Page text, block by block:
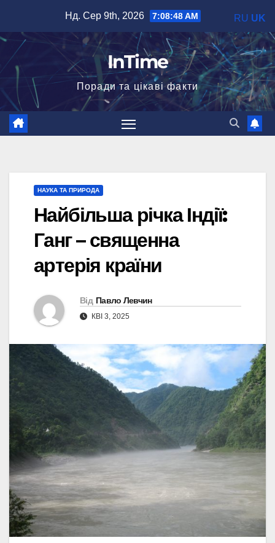
вмісту
Нд. Сер 9th, 2026 7:08:50 AM
InTime
Поради та цікаві факти
НАУКА ТА ПРИРОДА
Найбільша річка Індії:
Ганг – священна
артерія країни
Від Павло Левчин
КВІ 3, 2025
RU UK